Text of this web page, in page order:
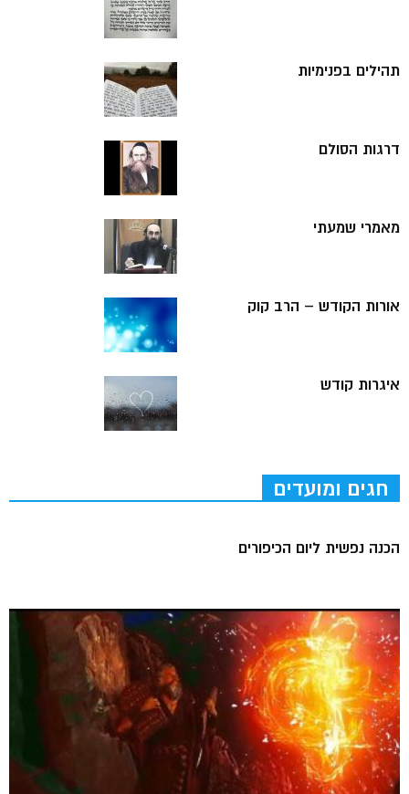
תהילים בפנימיות
דרגות הסולם
מאמרי שמעתי
אורות הקודש – הרב קוק
איגרות קודש
חגים ומועדים
הכנה נפשית ליום הכיפורים